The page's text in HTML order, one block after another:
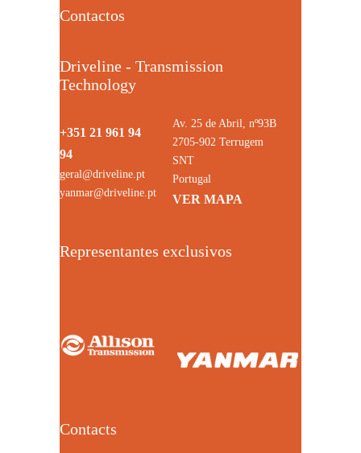
Contactos
Driveline - Transmission
Technology
+351 21 961 94
94
geral@driveline.pt
yanmar@driveline.pt
Av. 25 de Abril, nº93B
2705-902 Terrugem
SNT
Portugal
VER MAPA
Representantes exclusivos
Contacts